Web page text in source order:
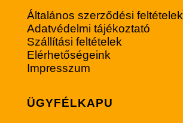
Általános szerződési feltételek
Adatvédelmi tájékoztató
Szállítási feltételek
Elérhetőségeink
Impresszum
ÜGYFÉLKAPU